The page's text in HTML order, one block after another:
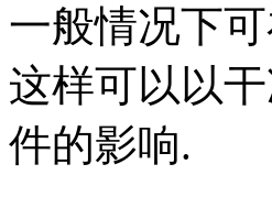
一般情况下
这样可以以
件的影响.